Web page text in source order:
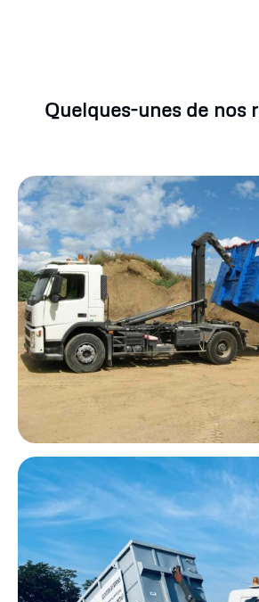
Quelques-unes de nos